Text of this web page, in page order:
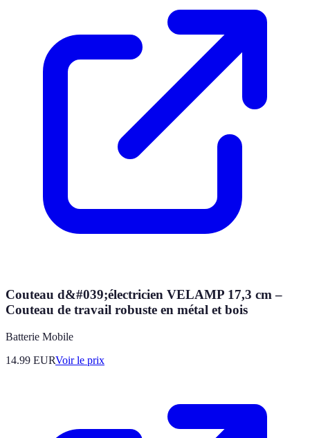
Couteau d&#039;électricien VELAMP 17,3 cm –
Couteau de travail robuste en métal et bois
Batterie Mobile
14.99 EURVoir le prix